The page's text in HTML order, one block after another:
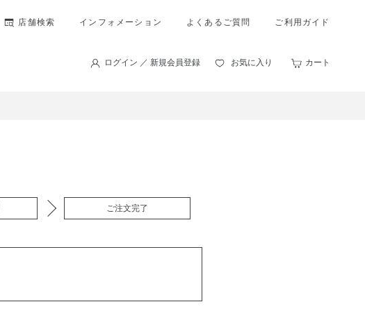
店舗検索 インフォメーション よくあるご質問 ご利用ガイド
ログイン ／ 新規会員登録 お気に入り カート
ご注文完了